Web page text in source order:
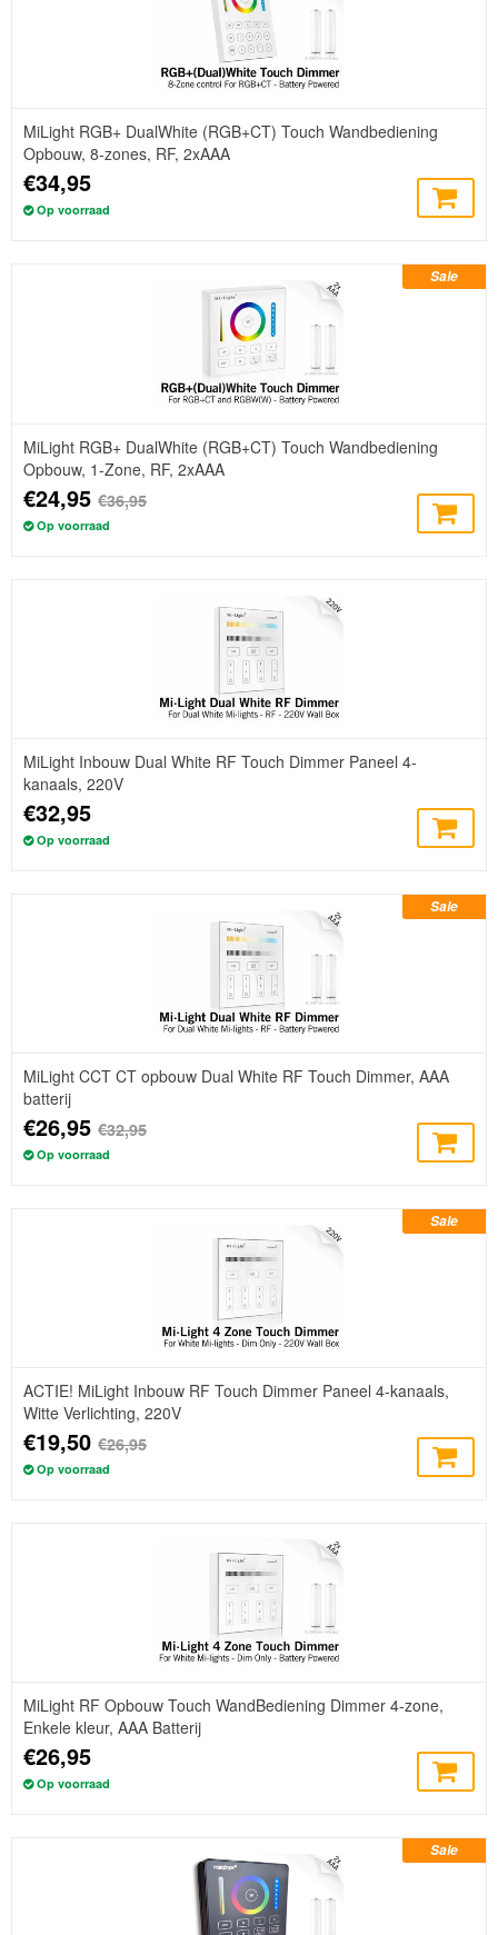
MiLight RGB+ DualWhite (RGB+CT) Touch Wandbediening
Opbouw, 8-zones, RF, 2xAAA
€34,95
Op voorraad
Sale
MiLight RGB+ DualWhite (RGB+CT) Touch Wandbediening
Opbouw, 1-Zone, RF, 2xAAA
€24,95 €36,95
Op voorraad
MiLight Inbouw Dual White RF Touch Dimmer Paneel 4-
kanaals, 220V
€32,95
Op voorraad
Sale
MiLight CCT CT opbouw Dual White RF Touch Dimmer, AAA
batterij
€26,95 €32,95
Op voorraad
Sale
ACTIE! MiLight Inbouw RF Touch Dimmer Paneel 4-kanaals,
Witte Verlichting, 220V
€19,50 €26,95
Op voorraad
MiLight RF Opbouw Touch WandBediening Dimmer 4-zone,
Enkele kleur, AAA Batterij
€26,95
Op voorraad
Sale